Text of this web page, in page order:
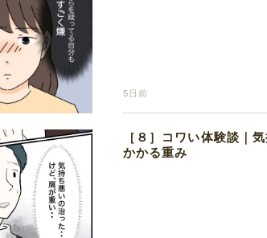
5日前
［８］コワい体験談｜
かかる重み